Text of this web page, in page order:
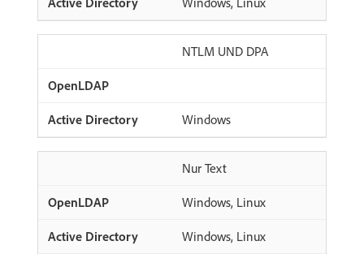
NTLM UND DPA
Windows
Nur Text
Windows, Linux
Windows, Linux